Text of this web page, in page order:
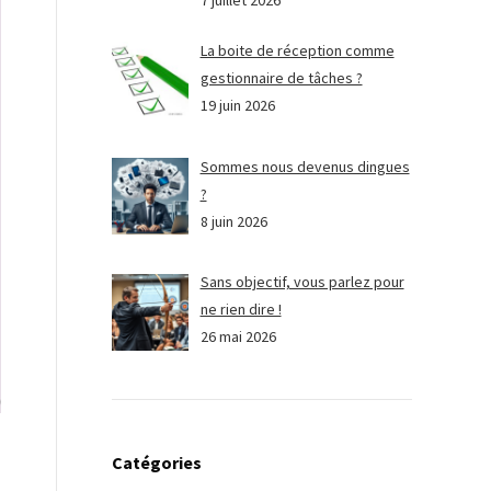
La boite de réception comme
gestionnaire de tâches ?
19 juin 2026
Sommes nous devenus dingues
?
8 juin 2026
Sans objectif, vous parlez pour
ne rien dire !
26 mai 2026
Catégories